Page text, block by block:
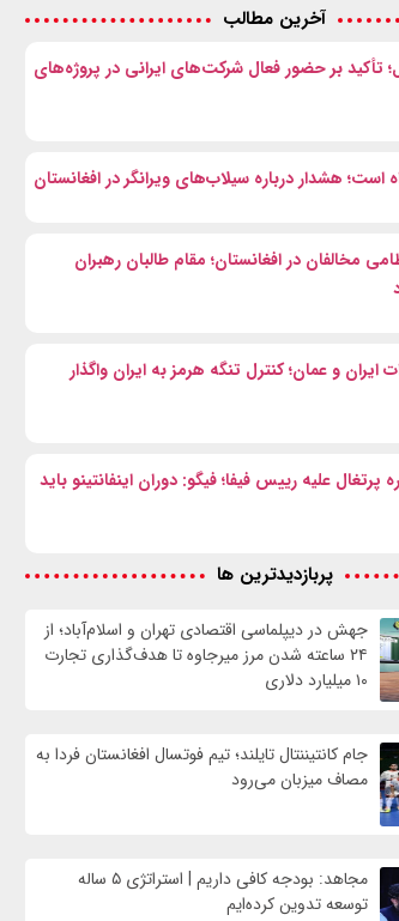
آخرین مطالب
تأکید بر حضور فعال شرکت‌های ایرانی در پروژه‌های
است؛ هشدار درباره سیلاب‌های ویرانگر در افغانستان
مخالفان در افغانستان؛ مقام طالبان رهبران
ایران و عمان؛ کنترل تنگه هرمز به ایران واگذار
علیه رییس فیفا؛ فیگو: دوران اینفانتینو باید
پربازدیدترین ها
جهش در دیپلماسی اقتصادی تهران و اسلام‌آباد؛ از
۲۴ ساعته شدن مرز میرجاوه تا هدف‌گذاری تجارت
۱۰ میلیارد دلاری
جام کانتیننتال تایلند؛ تیم فوتسال افغانستان فردا به
مصاف میزبان می‌رود
مجاهد: بودجه کافی داریم | استراتژی ۵ ساله
توسعه تدوین کرده‌ایم